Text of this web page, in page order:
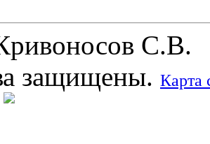
С.В.
защищены. Карта